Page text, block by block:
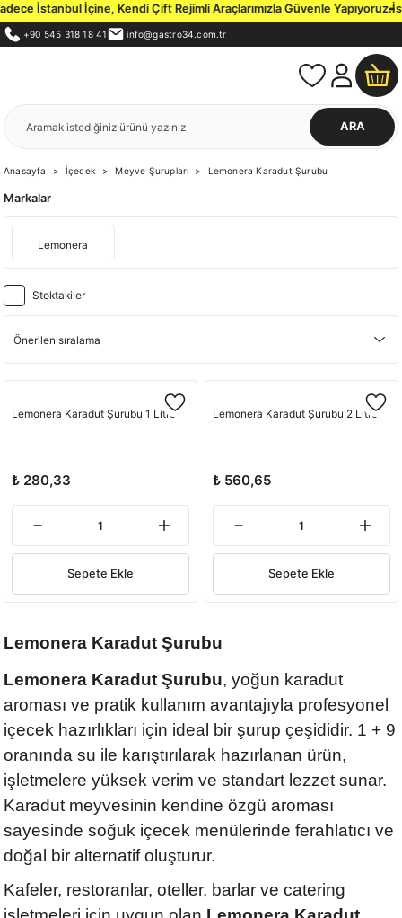
İstanbul İçine, Kendi Çift Rejimli Araçlarımızla Güvenle Yapıyoruz.
+90 545 318 18 41 info@gastro34.com.tr
ARA
Anasayfa İçecek Meyve Şurupları Lemonera Karadut Şurubu
Markalar
Lemonera
Stoktakiler
Lemonera Karadut Şurubu 1 Litre
₺ 280,33
Sepete Ekle
Lemonera Karadut Şurubu 2 Litre
₺ 560,65
Sepete Ekle
Lemonera Karadut Şurubu
Lemonera Karadut Şurubu, yoğun karadut
aroması ve pratik kullanım avantajıyla profesyonel
içecek hazırlıkları için ideal bir şurup çeşididir. 1 + 9
oranında su ile karıştırılarak hazırlanan ürün,
işletmelere yüksek verim ve standart lezzet sunar.
Karadut meyvesinin kendine özgü aroması
sayesinde soğuk içecek menülerinde ferahlatıcı ve
doğal bir alternatif oluşturur.
Kafeler, restoranlar, oteller, barlar ve catering